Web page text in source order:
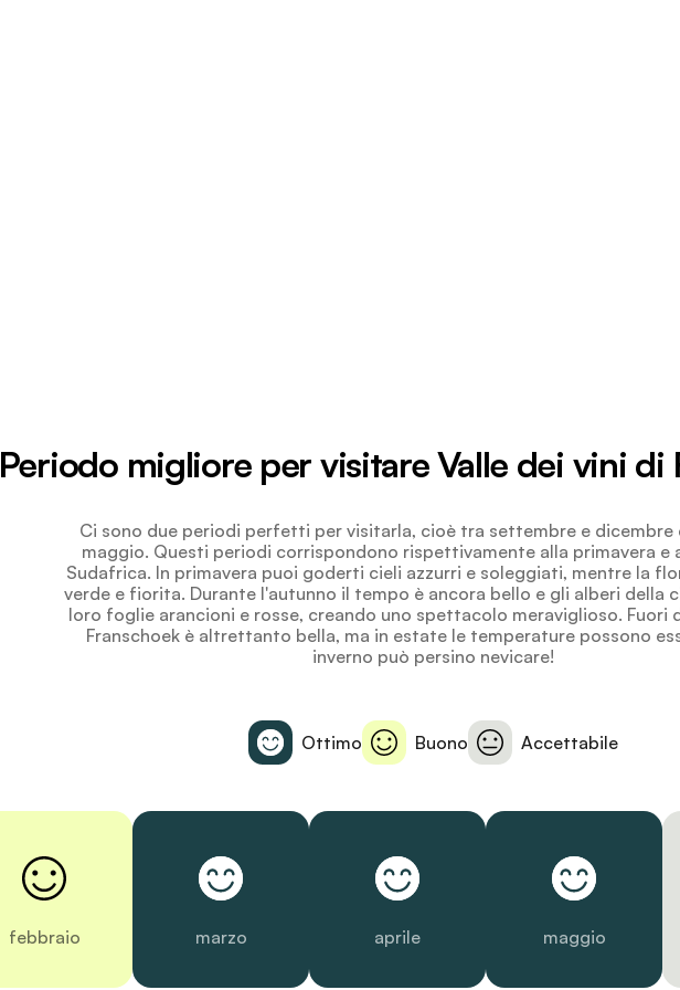
Periodo migliore per visitare Valle dei vini di
Ci sono due periodi perfetti per visitarla, cioè tra settembre e dicembre
maggio. Questi periodi corrispondono rispettivamente alla primavera e
Sudafrica. In primavera puoi goderti cieli azzurri e soleggiati, mentre la
verde e fiorita. Durante l'autunno il tempo è ancora bello e gli alberi della
loro foglie arancioni e rosse, creando uno spettacolo meraviglioso. Fuori
Franschoek è altrettanto bella, ma in estate le temperature possono
inverno può persino nevicare!
Ottimo Buono Accettabile
febbraio marzo aprile maggio